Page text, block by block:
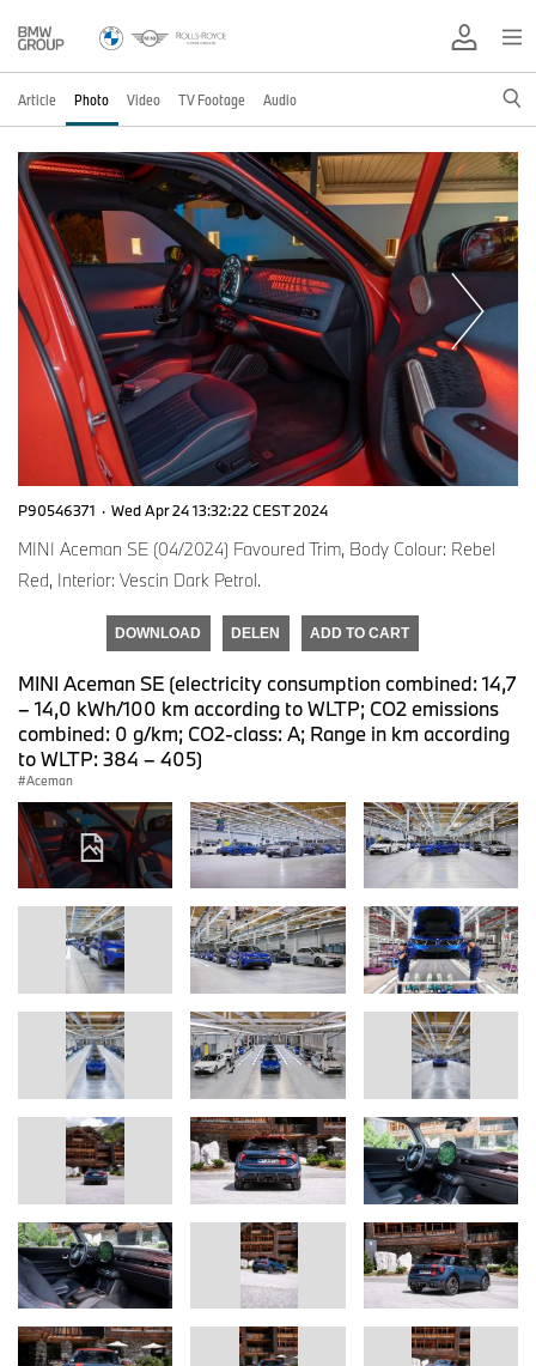
Article Photo Video TV Footage Audio
P90546371 · Wed Apr 24 13:32:22 CEST 2024
MINI Aceman SE (04/2024) Favoured Trim, Body Colour: Rebel
Red, Interior: Vescin Dark Petrol.
DOWNLOAD DELEN ADD TO CART
MINI Aceman SE (electricity consumption combined: 14,7
– 14,0 kWh/100 km according to WLTP; CO2 emissions
combined: 0 g/km; CO2-class: A; Range in km according
to WLTP: 384 – 405)
Aceman